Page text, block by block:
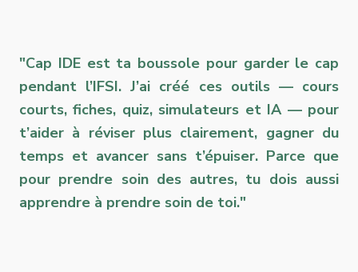
"Cap IDE est ta boussole pour garder le cap
pendant l’IFSI. J’ai créé ces outils — cours
courts, fiches, quiz, simulateurs et IA — pour
t’aider à réviser plus clairement, gagner du
temps et avancer sans t’épuiser. Parce que
pour prendre soin des autres, tu dois aussi
apprendre à prendre soin de toi."